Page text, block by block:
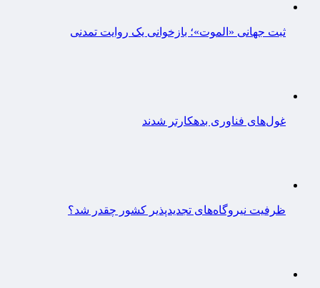
ثبت جهانی «الموت»؛ بازخوانی یک روایت تمدنی
غول‌های فناوری بدهکارتر شدند
ظرفیت نیروگاه‌های تجدیدپذیر کشور چقدر شد؟